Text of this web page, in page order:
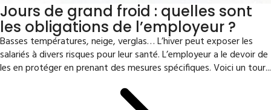
Jours de grand froid : quelles sont
les obligations de l’employeur ?
Basses températures, neige, verglas… L’hiver peut exposer les
salariés à divers risques pour leur santé. L’employeur a le devoir de
les en protéger en prenant des mesures spécifiques. Voici un tour...